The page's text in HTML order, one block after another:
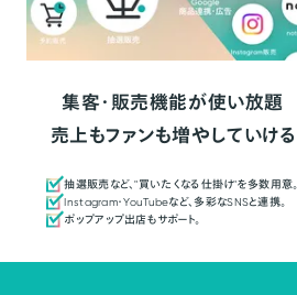
集客・販売機能が使い放題
売上もファンも増やしていける
抽選販売など、"買いたくなる仕掛け"を多数用意。
Instagram・YouTubeなど、多彩なSNSと連携。
ポップアップ出店もサポート。